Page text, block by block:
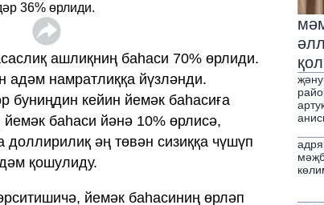
қәдәр 36% өрлиди.
ашлиқниң баһаси 70% өрлиди.
адәм намратлиққа йүзләнди.
буниңдин кейин йемәк баһасиға
баһаси йәнә 10% өрлисә,
әң төвән сизиққа чүшүп
қошулиду.
йемәк баһасиниң өрләп